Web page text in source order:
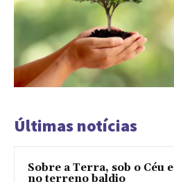
Últimas notícias
Sobre a Terra, sob o Céu e
no terreno baldio